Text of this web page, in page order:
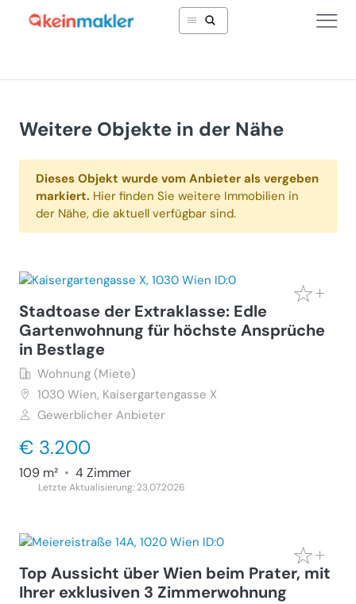
Weitere Objekte in der Nähe
Dieses Objekt wurde vom Anbieter als vergeben
markiert. Hier finden Sie weitere Immobilien in
der Nähe, die aktuell verfügbar sind.
Stadtoase der Extraklasse: Edle
Gartenwohnung für höchste Ansprüche
in Bestlage
Wohnung (Miete)
1030 Wien, Kaisergartengasse X
Gewerblicher Anbieter
€ 3.200
109 m² • 4 Zimmer
Letzte Aktualisierung: 23.07.2026
Top Aussicht über Wien beim Prater, mit
Ihrer exklusiven 3 Zimmerwohnung